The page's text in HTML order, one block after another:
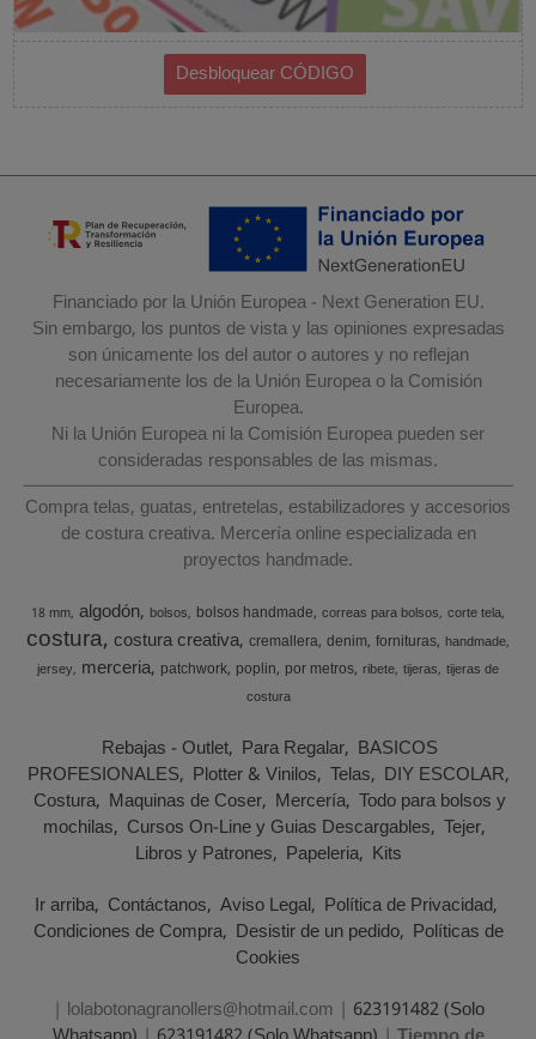
Financiado por la Unión Europea - Next Generation EU.
Sin embargo, los puntos de vista y las opiniones expresadas
son únicamente los del autor o autores y no reflejan
necesariamente los de la Unión Europea o la Comisión
Europea.
Ni la Unión Europea ni la Comisión Europea pueden ser
consideradas responsables de las mismas.
Compra telas, guatas, entretelas, estabilizadores y accesorios
de costura creativa. Mercería online especializada en
proyectos handmade.
18 mm algodón bolsos bolsos handmade correas para bolsos corte tela
costura costura creativa cremallera denim fornituras handmade
jersey merceria patchwork poplin por metros ribete tijeras tijeras de
costura
Rebajas - Outlet Para Regalar BASICOS
PROFESIONALES Plotter & Vinilos Telas DIY ESCOLAR
Costura Maquinas de Coser Mercería Todo para bolsos y
mochilas Cursos On-Line y Guias Descargables Tejer
Libros y Patrones Papeleria Kits
Ir arriba Contáctanos Aviso Legal Política de Privacidad
Condiciones de Compra Desistir de un pedido Políticas de
Cookies
| lolabotonagranollers@hotmail.com | 623191482 (Solo